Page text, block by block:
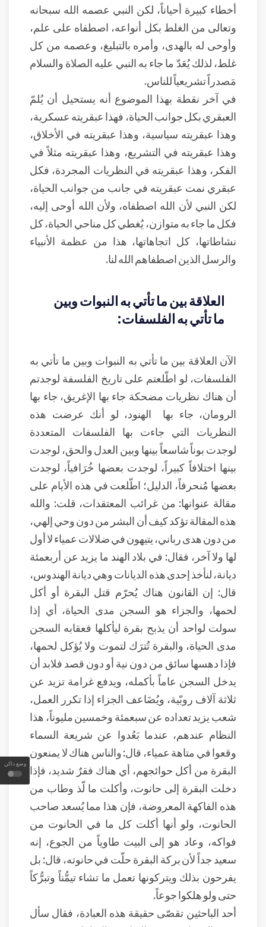
وضع داكن
أخطاء كبيرة أحياناً، لكن النبي عصمه الله سبحانه
وتعالى من الغلط بكل أنواعه، اصطفاه على علم،
وأوحى له بالهدى، وأمره بالتبليغ، وعصمه من كل
غلط، لذلك يُعَدّ ما جاء به النبي عليه الصلاة والسلام
مَصدراً تشريعياً للناس.
في آخر نقطة بهذا الموضوع أنه يستحيل أن يُلمّ
العبقري بكل جوانب الحياة، فهذا عبقريته عسكرية،
وهذا عبقريته سياسية، وهذا عبقريته في الأخلاق،
وهذا عبقريته في التشريع، وهذا عبقريته مثلاً في
الفكر، وهذا عبقريته في النظريات المجردة، فكل
عبقري نمت عبقريته في جانب من جوانب الحياة،
لكن النبي لأن الله اصطفاه، ولأن الله أوحى إليه،
فكل ما جاء به متوازن، يُغطي كل مناحي الحياة، كل
نشاطاتها، كل اتجاهاتها، هذا من عظمة الأنبياء
والرسل الذين اصطفاهم الله لنا.
العلاقة بين ما تأتي به النبوات وبين
ما تأتي به الفلسفات:
الآن العلاقة بين ما تأتي به النبوات وبين ما تأتي به
الفلسفات، لو اطّلعتم على تاريخ الفلسفة لوجدتم
أن هناك نظريات مضحكة جاء بها الإغريق، جاء بها
الرومان، جاء بها الهنود، لو أنك عرضت هذه
النظريات التي جاءت بها الفلسفات المتعددة
لوجدت بوناً شاسعاً بينها وبين العدل والحق، لوجدت
بينها اختلافاً كبيراً، لوجدت بعضها خُرَافياً، لوجدت
بعضها مُنحرفاً، الدليل؛ اطّلعت في هذه الأيام على
مقالة عنوانها: من غرائب المعتقدات، قلت: والله
هذه المقالة تؤكد كيف أن البشر من دون وحي إلهي،
من دون هدى رباني، يتيهون في ضلالات عمياء لا أول
لها ولا آخر، فقال: في بلاد الهند ما يزيد عن أربعمئة
ديانة، لنأخذ إحدى هذه الديانات وهي ديانة الهندوس،
قال: إن القانون هناك يُحرّم قتل البقرة أو أكل
لحمها، والجزاء هو السجن مدى الحياة، أي إذا
سولت لواحد أن يذبح بقرة ليأكلها فعقابه السجن
مدى الحياة، والبقرة تُترَك لتموت ولا يُؤكل لحمها،
فإذا دهسها سائق من دون نية أو دون قصد فلابد أن
يدخل السجن عاماً بأكمله، ويدفع غرامة تزيد عن
ثلاثة آلاف روبّية، ويُضَاعف الجزاء إذا تكرر العمل،
شعب يزيد تعداده عن سبعمئة وخمسين مليوناً، هذا
النظام عندهم، عندما بَعُدوا عن شريعة السماء
وقعوا في متاهة عمياء، قال: والناس هناك لا يمنعون
البقرة من أكل حوائجهم، أي هناك فقرٌ شديد، فإذا
دخلت البقرة إلى حانوت، وأكلت ما لّذ وطاب من
هذه الفاكهة المعروضة، فإن هذا مما يُسعد صاحب
الحانوت، ولو أنها أكلت كل ما في الحانوت من
فواكه، وعاد هو إلى البيت طاوياً من الجوع، إنه
سعيد جداً لأن بركة البقرة حلّت في حانوته، قال: بل
يفرحون بذلك ويتركونها تعمل ما تشاء تيمُّناً وتبرُّكاً
حتى ولو هلكوا جوعاً.
أحد الباحثين تقصّى حقيقة هذه العبادة، فقال سأل